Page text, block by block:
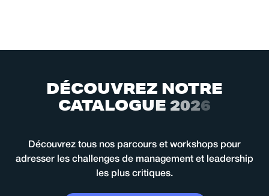
DÉCOUVREZ NOTRE
CATALOGUE 2026
Découvrez tous nos parcours et workshops pour
adresser les challenges de management et leadership
les plus critiques.